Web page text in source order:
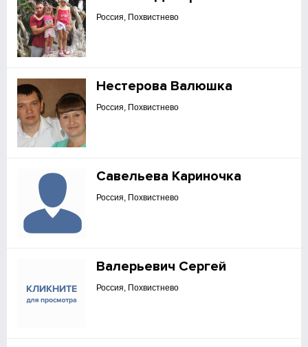
Россия, Похвистнево
Нестерова Валюшка
Россия, Похвистнево
Савельева Кариночка
Россия, Похвистнево
Валерьевич Сергей
Россия, Похвистнево